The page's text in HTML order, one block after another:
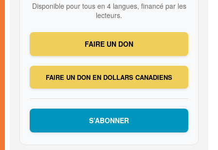
Disponible pour tous en 4 langues, financé par les
lecteurs.
FAIRE UN DON
FAIRE UN DON EN DOLLARS CANADIENS
S’ABONNER